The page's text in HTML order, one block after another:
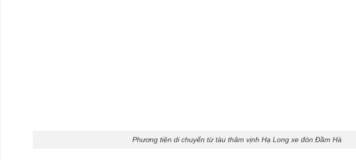
Phương tiện di chuyển từ tàu thăm vịnh Hạ Long xe đón Đầm Hà